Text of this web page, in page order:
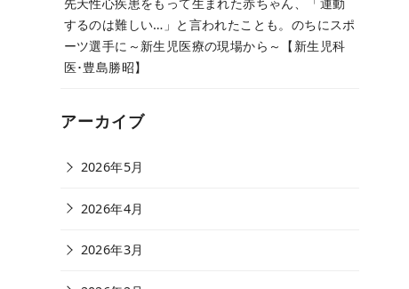
するのは難しい…」と言われたことも。のちにスポ
ーツ選手に～新生児医療の現場から～【新生児科
医･豊島勝昭】
アーカイブ
2026年5月
2026年4月
2026年3月